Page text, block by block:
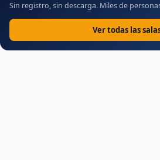
Sin registro, sin descarga. Miles de
Ver todas las